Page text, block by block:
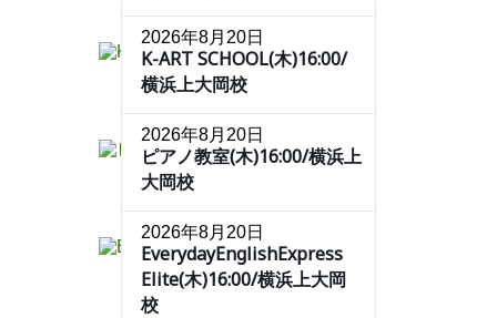
2026年8月20日
K-ART SCHOOL(木)16:00/
横浜上大岡校
2026年8月20日
ピアノ教室(木)16:00/横浜上
大岡校
2026年8月20日
EverydayEnglishExpress
Elite(木)16:00/横浜上大岡
校